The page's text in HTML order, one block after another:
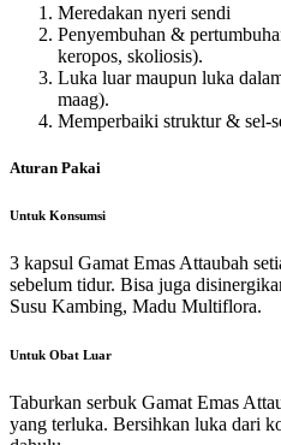
Meredakan nyeri sendi
Penyembuhan &
keropos, skoliosis).
Luka luar maupun luka
maag).
Memperbaiki struktur & sel-
Aturan Pakai
Untuk Konsumsi
3 kapsul Gamat Emas Attaubah
sebelum tidur. Bisa juga
Susu Kambing, Madu Multiflora.
Untuk Obat Luar
Taburkan serbuk Gamat Emas
yang terluka. Bersihkan luka dari